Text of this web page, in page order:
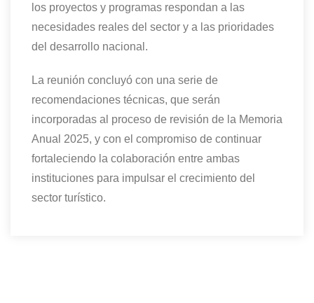
los proyectos y programas respondan a las
necesidades reales del sector y a las prioridades
del desarrollo nacional.
La reunión concluyó con una serie de
recomendaciones técnicas, que serán
incorporadas al proceso de revisión de la Memoria
Anual 2025, y con el compromiso de continuar
fortaleciendo la colaboración entre ambas
instituciones para impulsar el crecimiento del
sector turístico.